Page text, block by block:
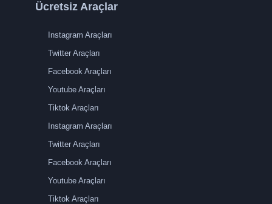
Ücretsiz Araçlar
Instagram Araçları
Twitter Araçları
Facebook Araçları
Youtube Araçları
Tiktok Araçları
Instagram Araçları
Twitter Araçları
Facebook Araçları
Youtube Araçları
Tiktok Araçları